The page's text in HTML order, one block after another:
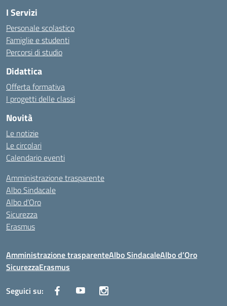
I Servizi
Personale scolastico
Famiglie e studenti
Percorsi di studio
Didattica
Offerta formativa
I progetti delle classi
Novità
Le notizie
Le circolari
Calendario eventi
Amministrazione trasparente
Albo Sindacale
Albo d’Oro
Sicurezza
Erasmus
Amministrazione trasparenteAlbo SindacaleAlbo d’Oro
SicurezzaErasmus
Seguici su: